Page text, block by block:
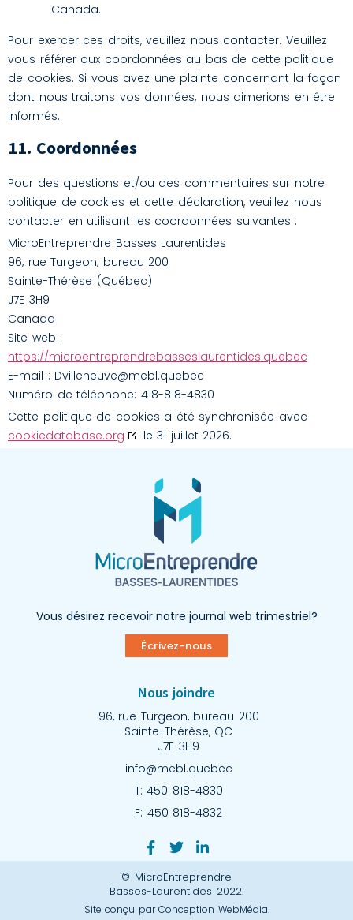
Canada.
Pour exercer ces droits, veuillez nous contacter. Veuillez
vous référer aux coordonnées au bas de cette politique
de cookies. Si vous avez une plainte concernant la façon
dont nous traitons vos données, nous aimerions en être
informés.
11. Coordonnées
Pour des questions et/ou des commentaires sur notre
politique de cookies et cette déclaration, veuillez nous
contacter en utilisant les coordonnées suivantes :
MicroEntreprendre Basses Laurentides
96, rue Turgeon, bureau 200
Sainte-Thérèse (Québec)
J7E 3H9
Canada
Site web :
https://microentreprendrebasseslaurentides.quebec
E-mail : Dvilleneuve@mebl.quebec
Numéro de téléphone: 418-818-4830
Cette politique de cookies a été synchronisée avec
cookiedatabase.org
le 31 juillet 2026.
Vous désirez recevoir notre journal web trimestriel?
Écrivez-nous
Nous joindre
96, rue Turgeon, bureau 200
Sainte-Thérèse, QC
J7E 3H9
info@mebl.quebec
T: 450 818-4830
F: 450 818-4832
© MicroEntreprendre
Basses-Laurentides 2022.
Site conçu par Conception WebMédia.​